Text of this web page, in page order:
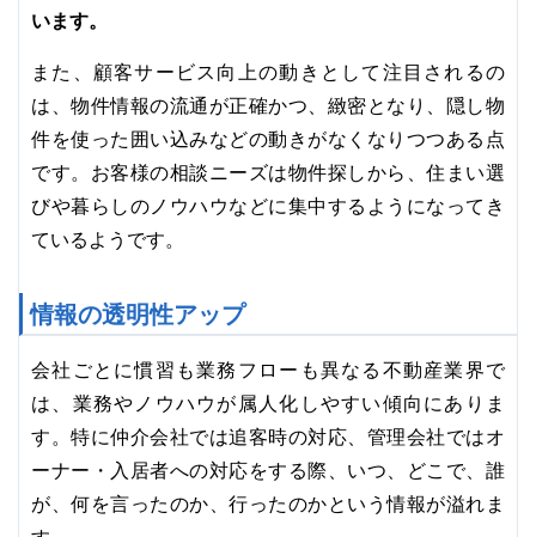
います。
また、顧客サービス向上の動きとして注目されるの
は、物件情報の流通が正確かつ、緻密となり、隠し物
件を使った囲い込みなどの動きがなくなりつつある点
です。お客様の相談ニーズは物件探しから、住まい選
びや暮らしのノウハウなどに集中するようになってき
ているようです。
情報の透明性アップ
会社ごとに慣習も業務フローも異なる不動産業界で
は、業務やノウハウが属人化しやすい傾向にありま
す。特に仲介会社では追客時の対応、管理会社ではオ
ーナー・入居者への対応をする際、いつ、どこで、誰
が、何を言ったのか、行ったのかという情報が溢れま